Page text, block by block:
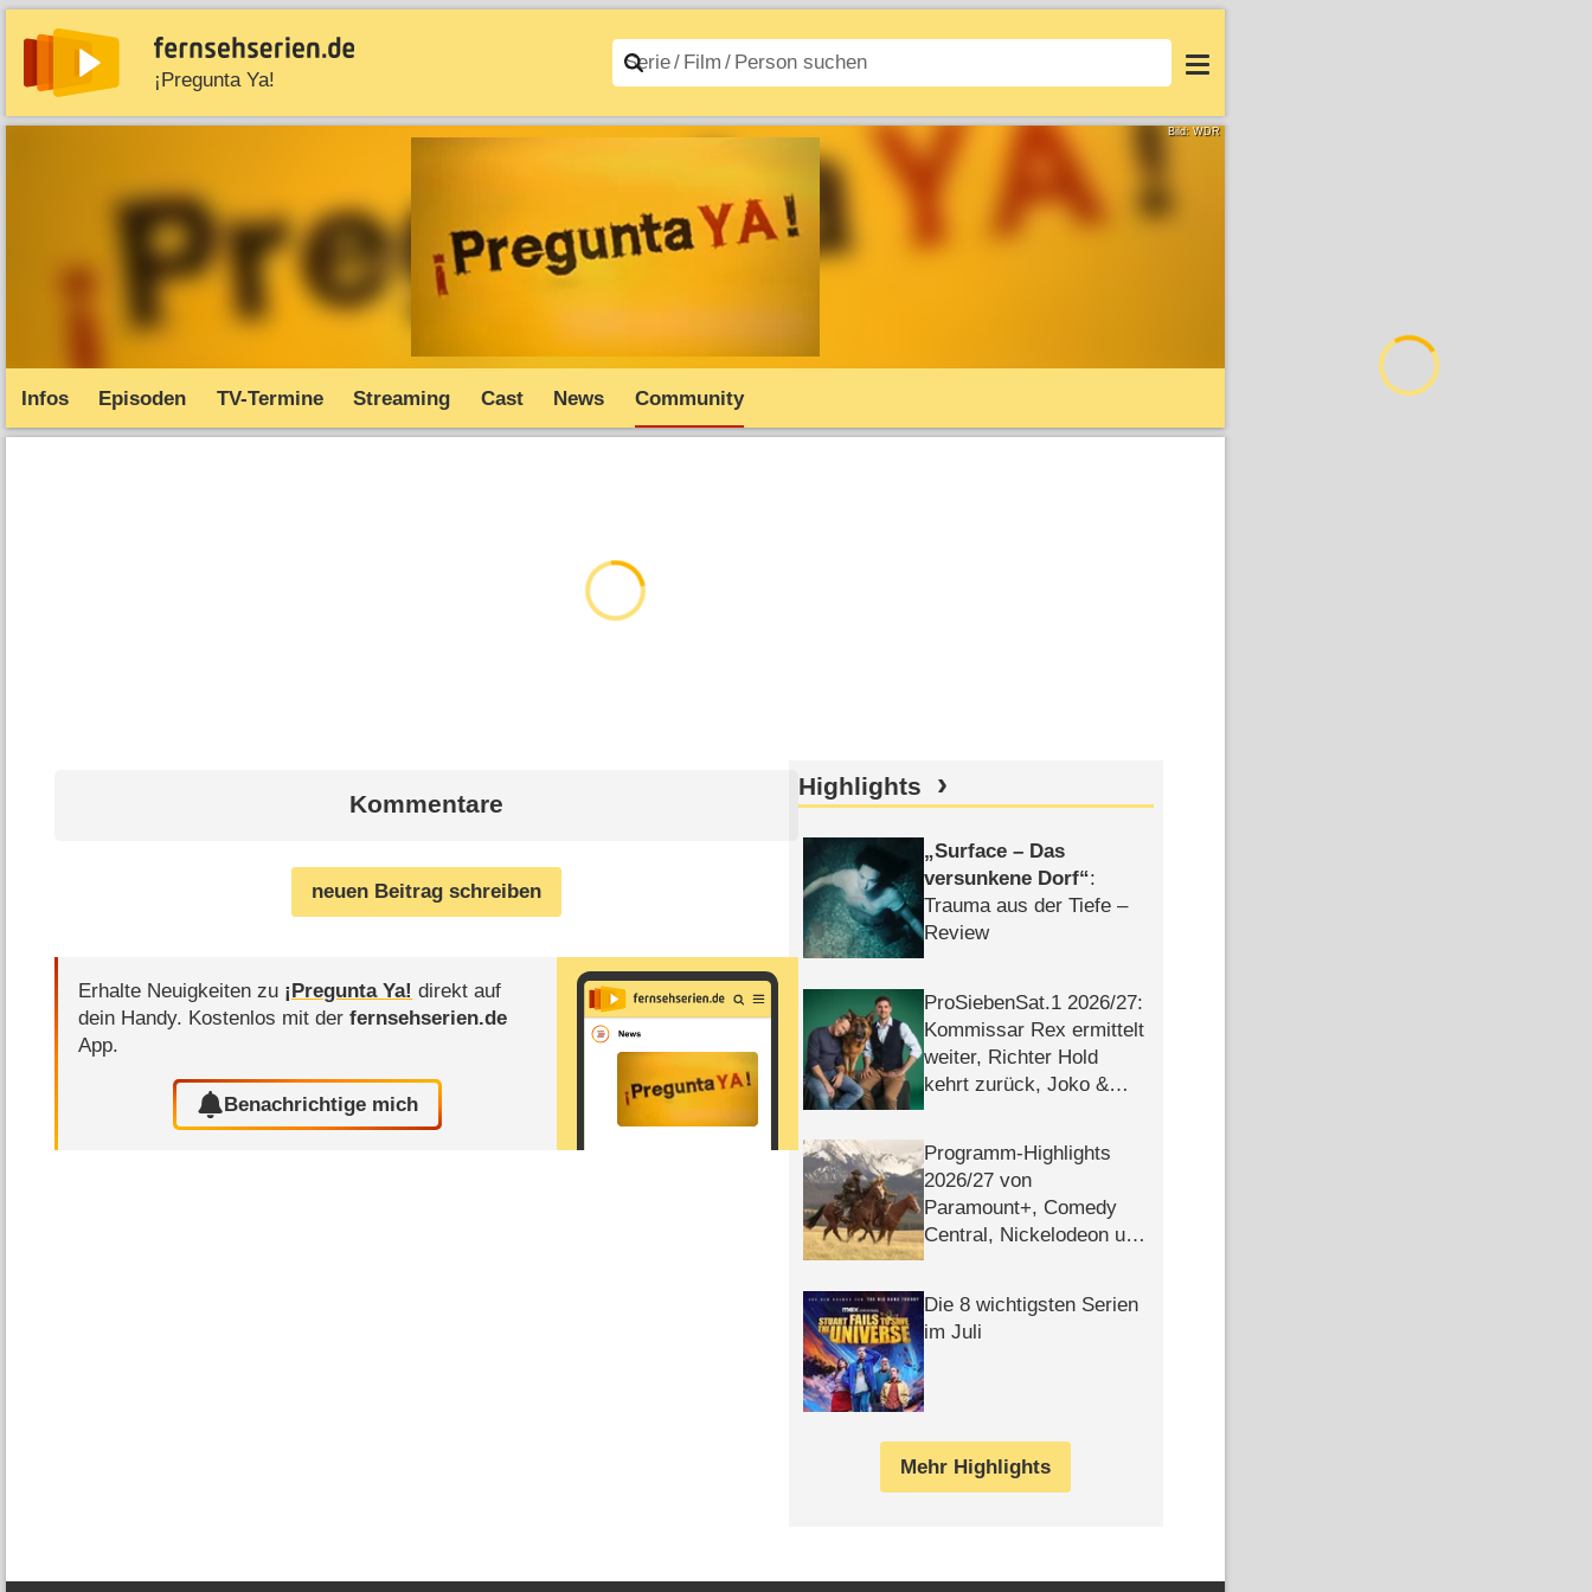
¡Pregunta Ya!
News Entdecken Streaming Filme A–Z Login
Bild: WDR
Infos Episoden TV-Termine Streaming Cast News Community
Kommentare
neuen Beitrag schreiben
Erhalte Neuigkeiten zu ¡Pregunta Ya! direkt auf
dein Handy. Kostenlos mit derfernsehserien.de
App.
Benachrichtige mich
Highlights
Surface – Das
versunkene Dorf :
Trauma aus der Tiefe –
Review
ProSiebenSat.1 2026/​27:
Kommissar Rex ermittelt
weiter, Richter Hold
kehrt zurück, Joko &
Programm-Highlights
2026/​27 von
Paramount+, Comedy
Central, Nickelodeon und
Die 8 wichtigsten Serien
im Juli
Mehr Highlights